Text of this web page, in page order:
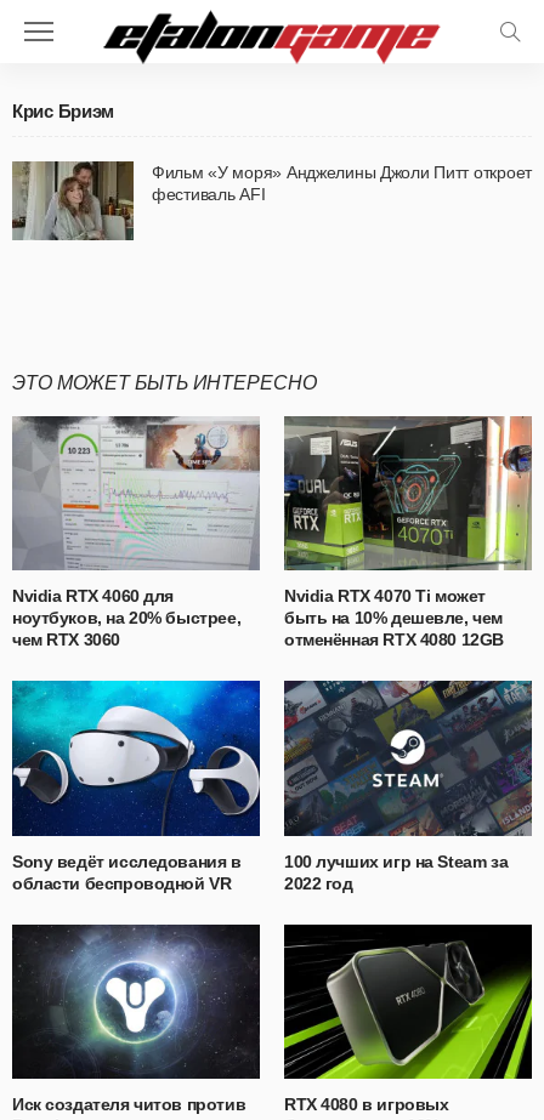
Крис Бриэм
Фильм «У моря» Анджелины Джоли Питт откроет
фестиваль AFI
ЭТО МОЖЕТ БЫТЬ ИНТЕРЕСНО
Nvidia RTX 4060 для
ноутбуков, на 20% быстрее,
чем RTX 3060
Nvidia RTX 4070 Ti может
быть на 10% дешевле, чем
отменённая RTX 4080 12GB
Sony ведёт исследования в
области беспроводной VR
100 лучших игр на Steam за
2022 год
Иск создателя читов против
RTX 4080 в игровых